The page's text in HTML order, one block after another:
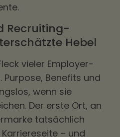
Recruiting-
Hebel
vieler Employer-
Benefits und
wenn sie
Der erste Ort, an
tatsächlich
– und